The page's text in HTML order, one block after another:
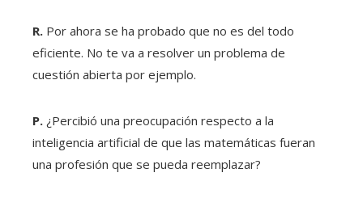
R. Por ahora se ha probado que no es del todo
eficiente. No te va a resolver un problema de
cuestión abierta por ejemplo.
P. ¿Percibió una preocupación respecto a la
inteligencia artificial de que las matemáticas fueran
una profesión que se pueda reemplazar?